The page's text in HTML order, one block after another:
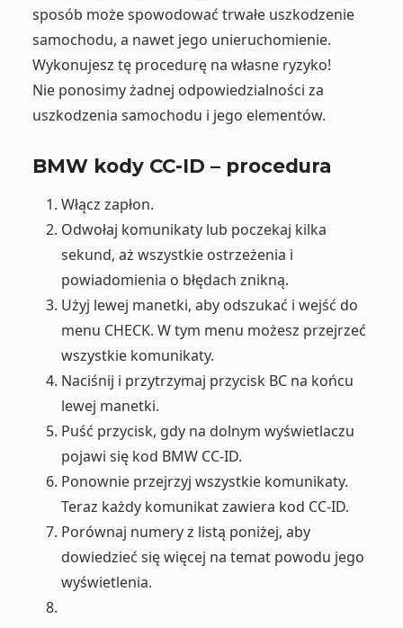
sposób może spowodować trwałe uszkodzenie
samochodu, a nawet jego unieruchomienie.
Wykonujesz tę procedurę na własne ryzyko!
Nie ponosimy żadnej odpowiedzialności za
uszkodzenia samochodu i jego elementów.
BMW kody CC-ID – procedura
Włącz zapłon.
Odwołaj komunikaty lub poczekaj kilka
sekund, aż wszystkie ostrzeżenia i
powiadomienia o błędach znikną.
Użyj lewej manetki, aby odszukać i wejść do
menu CHECK. W tym menu możesz przejrzeć
wszystkie komunikaty.
Naciśnij i przytrzymaj przycisk BC na końcu
lewej manetki.
Puść przycisk, gdy na dolnym wyświetlaczu
pojawi się kod BMW CC-ID.
Ponownie przejrzyj wszystkie komunikaty.
Teraz każdy komunikat zawiera kod CC-ID.
Porównaj numery z listą poniżej, aby
dowiedzieć się więcej na temat powodu jego
wyświetlenia.